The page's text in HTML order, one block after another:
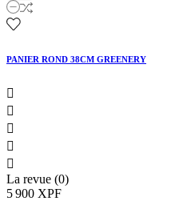
PANIER ROND 38CM GREENERY





La revue (0)
5 900 XPF